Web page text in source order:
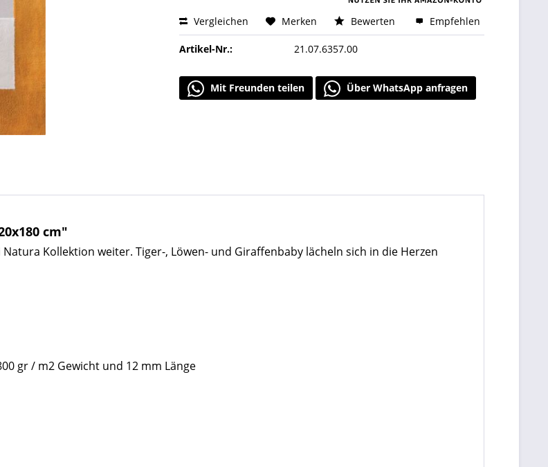
Vergleichen Merken Bewerten Empfehlen
Artikel-Nr.: 21.07.6357.00
Mit Freunden teilen Über WhatsApp anfragen
cm"
Kollektion weiter. Tiger-, Löwen- und Giraffenbaby lächeln sich in die Herzen
gr / m2 Gewicht und 12 mm Länge